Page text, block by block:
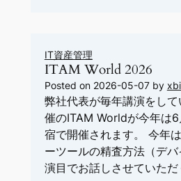
IT資産管理
ITAM World 2026
Posted on 2026-05-07by
弊社代表が毎年講演をし
催のITAM Worldが今年は
宿で開催されます。 今年
ーツールの精査方法（デ
演目でお話しさせていた